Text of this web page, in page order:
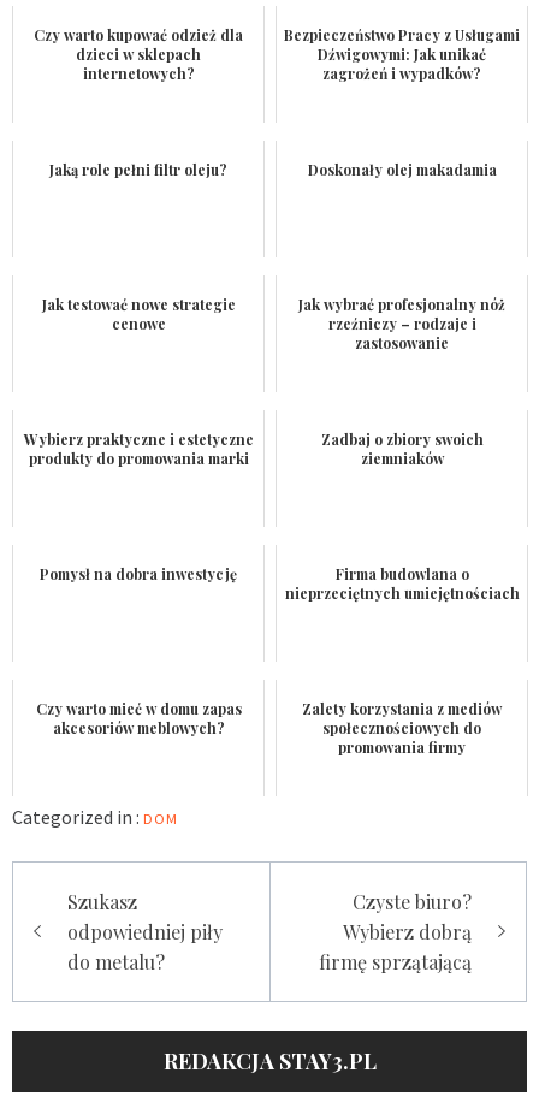
Czy warto kupować odzież dla
dzieci w sklepach
internetowych?
Bezpieczeństwo Pracy z Usługami
Dźwigowymi: Jak unikać
zagrożeń i wypadków?
Jaką role pełni filtr oleju? Doskonały olej makadamia
Jak testować nowe strategie
cenowe
Jak wybrać profesjonalny nóż
rzeźniczy – rodzaje i
zastosowanie
Wybierz praktyczne i estetyczne
produkty do promowania marki
Zadbaj o zbiory swoich
ziemniaków
Pomysł na dobra inwestycję
Firma budowlana o
nieprzeciętnych umiejętnościach
Czy warto mieć w domu zapas
akcesoriów meblowych?
Zalety korzystania z mediów
społecznościowych do
promowania firmy
Categorized in : DOM
wpisuSzukasz
odpowiedniej piły
do metalu?
Czyste biuro?
Wybierz dobrą
firmę sprzątającą
REDAKCJA STAY3.PL